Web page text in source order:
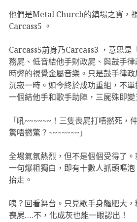
他們是Metal Church的鎮場之寶，
Carcass5 。
Carcass5前身乃Carcass3 ，意思是
務屍、低音結他手財政屍、與鼓手
時弊的視覺金屬音樂。只是鼓手律
沉寂一時。如今終於成功重組，不
一個結他手和歌手助陣，三屍殊即變
「吼~~~~~~！三隻喪屍打唔撚死，
驚唔撚驚？~~~~~~~」
全場氣氛熱烈，但不是個個受得了
一句爆粗獨白，即有十數人抓頭嘔
抬走。
咦？回看舞台。只見歌手身軀肥大
喪屍….不，化成灰也能一眼認出！